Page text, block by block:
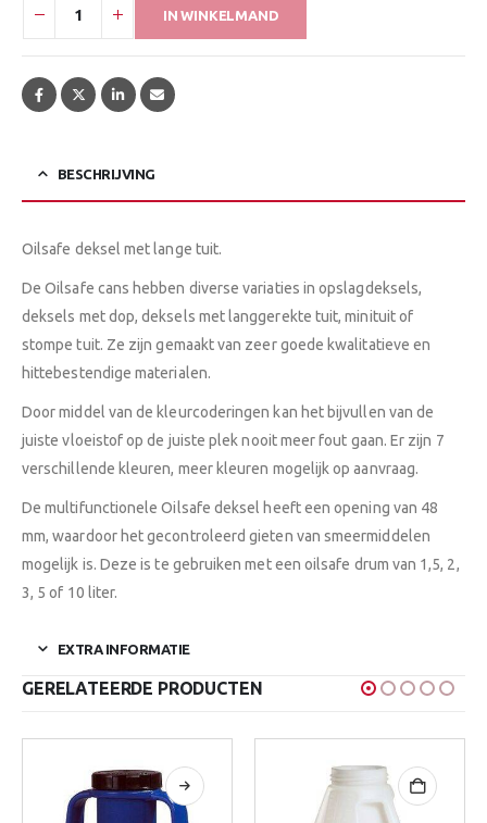
IN WINKELMAND
BESCHRIJVING
Oilsafe deksel met lange tuit.
De Oilsafe cans hebben diverse variaties in opslagdeksels,
deksels met dop, deksels met langgerekte tuit, minituit of
stompe tuit. Ze zijn gemaakt van zeer goede kwalitatieve en
hittebestendige materialen.
Door middel van de kleurcoderingen kan het bijvullen van de
juiste vloeistof op de juiste plek nooit meer fout gaan. Er zijn 7
verschillende kleuren, meer kleuren mogelijk op aanvraag.
De multifunctionele Oilsafe deksel heeft een opening van 48
mm, waardoor het gecontroleerd gieten van smeermiddelen
mogelijk is. Deze is te gebruiken met een oilsafe drum van 1,5, 2,
3, 5 of 10 liter.
EXTRA INFORMATIE
GERELATEERDE PRODUCTEN